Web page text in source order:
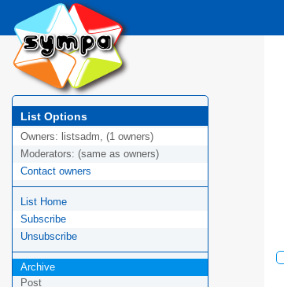
List Options
Owners: listsadm, (1 owners)
Moderators: (same as owners)
Contact owners
List Home
Subscribe
Unsubscribe
Archive
Post